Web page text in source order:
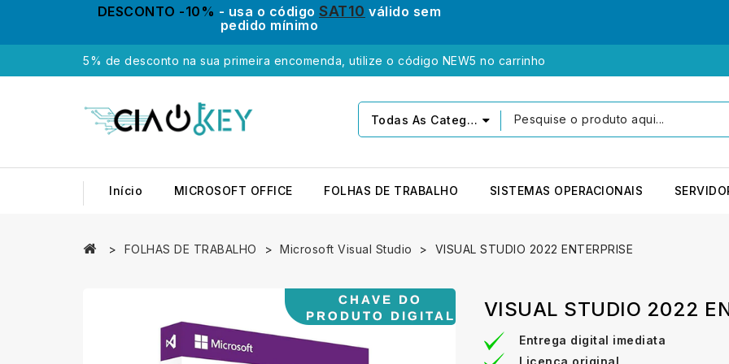
DESCONTO -10% - usa o código SAT10 válido sem
pedido mínimo
5% de desconto na sua primeira encomenda, utilize o código NEW5 no carrinho
Todas As Categorias
Início MICROSOFT OFFICE FOLHAS DE TRABALHO SISTEMAS OPERACIONAIS
FOLHAS DE TRABALHO Microsoft Visual Studio VISUAL STUDIO 2022 ENTERPRISE
VISUAL STUDIO 2022
Entrega digital imediata
Licença original